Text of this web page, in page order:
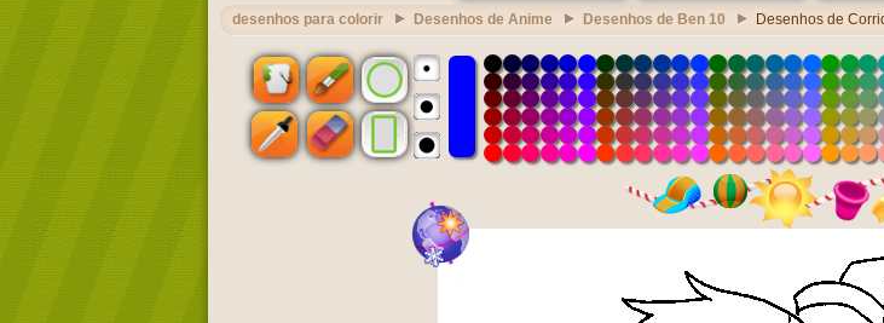
desenhos para colorir Desenhos de Anime Desenhos de Ben 10 Desenhos de